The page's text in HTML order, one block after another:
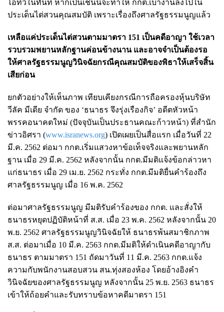
ไอทีวีในทันที หากเป็นเช่นนี้จะทำให้ กกต.เบางานลงไปใน
ประเด็นไต่สวนคุณสมบัติ เพราะเรื่องถึงศาลรัฐธรรมนูญแล้ว
เหลือแค่ประเด็นไต่สวนตามมาตรา 151 เป็นคดีอาญา ใช้เวลา
รวบรวมพยานหลักฐานค่อนข้างนาน และอาจจำเป็นต้องรอ
ให้ศาลรัฐธรรมนูญวินิจฉัยกรณีคุณสมบัติของพิธาให้เสร็จสิ้น
เสียก่อน
ยกตัวอย่างให้เห็นภาพ เทียบเคียงกรณีการถือครองหุ้นบริษัท
วีลัค มีเดีย จำกัด ของ ‘ธนาธร จึงรุ่งเรืองกิจ’ อดีตหัวหน้า
พรรคอนาคตใหม่ (ปัจจุบันเป็นประธานคณะก้าวหน้า) ที่สำนัก
ข่าวอิศรา (www.isranews.org) เปิดเผยเป็นสื่อแรก เมื่อวันที่ 22
มี.ค. 2562 ต่อมา กกต.เริ่มแสวงหาข้อเท็จจริงและพยานหลัก
ฐาน เมื่อ 29 มี.ค. 2562 หลังจากนั้น กกต.มีมติแจ้งข้อกล่าวหา
แก่ธนาธร เมื่อ 29 เม.ย. 2562 กระทั่ง กกต.มีมติยื่นคำร้องถึง
ศาลรัฐธรรมนูญ เมื่อ 16 พ.ค. 2562
ต่อมาศาลรัฐธรรมนูญ มีมติรับคำร้องของ กกต. และสั่งให้
ธนาธรหยุดปฏิบัติหน้าที่ ส.ส. เมื่อ 23 พ.ค. 2562 หลังจากนั้น 20
พ.ย. 2562 ศาลรัฐธรรมนูญวินิจฉัยให้ ธนาธรพ้นสมาชิกภาพ
ส.ส. ต่อมาเมื่อ 10 มี.ค. 2563 กกต.มีมติให้ดำเนินคดีอาญากับ
ธนาธร ตามมาตรา 151 ถัดมาวันที่ 11 มี.ค. 2563 กกต.แจ้ง
ความกับพนักงานสอบสวน สน.ทุ่งสองห้อง โดยอ้างอิงคำ
วินิจฉัยของศาลรัฐธรรมนูญ หลังจากนั้น 25 พ.ย. 2563 ธนาธร
เข้าให้ถ้อยคำและรับทราบข้อหาคดีมาตรา 151